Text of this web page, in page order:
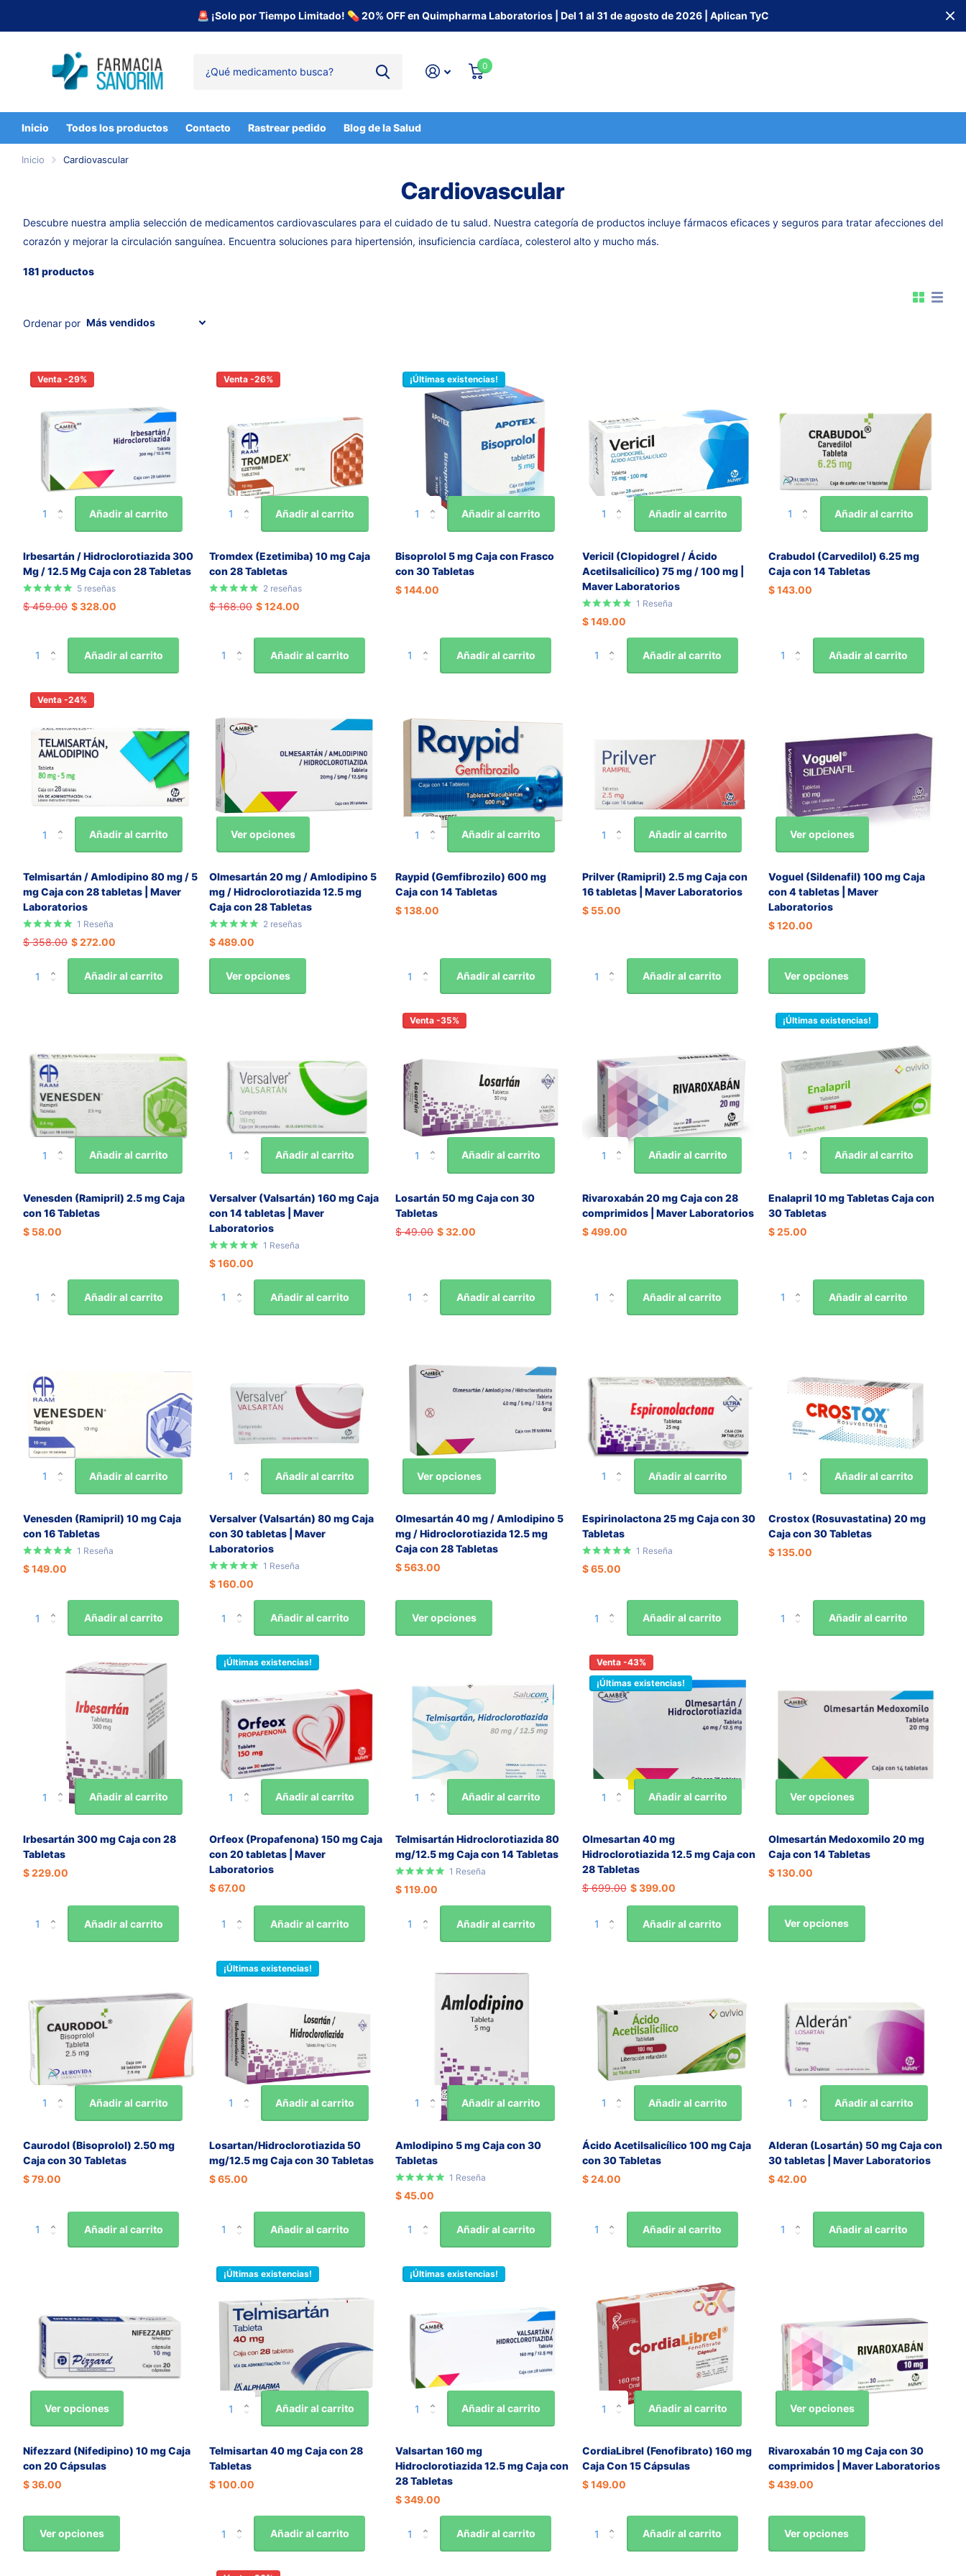
🚨 ¡Solo por Tiempo Limitado! 💊 20% OFF en Quimpharma Laboratorios | Del 1 al 31 de agosto de 2026 | Aplican TyC
0
Inicio Todos los productos Contacto Rastrear pedido Blog de la Salud
Inicio Cardiovascular
Cardiovascular
Descubre nuestra amplia selección de medicamentos cardiovasculares para el cuidado de tu salud. Nuestra categoría de productos incluye fármacos eficaces y seguros para tratar afecciones del
corazón y mejorar la circulación sanguínea. Encuentra soluciones para hipertensión, insuficiencia cardíaca, colesterol alto y mucho más.
181 productos
Ordenar por
Venta -29%
Añadir al carrito
Irbesartán / Hidroclorotiazida 300
Mg / 12.5 Mg Caja con 28 Tabletas
5 reseñas
$ 459.00 $ 328.00
Añadir al carrito
Venta -26%
Añadir al carrito
Tromdex (Ezetimiba) 10 mg Caja
con 28 Tabletas
2 reseñas
$ 168.00 $ 124.00
Añadir al carrito
¡Últimas existencias!
Añadir al carrito
Bisoprolol 5 mg Caja con Frasco
con 30 Tabletas
$ 144.00
Añadir al carrito
Añadir al carrito
Vericil (Clopidogrel / Ácido
Acetilsalicílico) 75 mg / 100 mg |
Maver Laboratorios
1 Reseña
$ 149.00
Añadir al carrito
Añadir al carrito
Crabudol (Carvedilol) 6.25 mg
Caja con 14 Tabletas
$ 143.00
Añadir al carrito
Venta -24%
Añadir al carrito
Telmisartán / Amlodipino 80 mg / 5
mg Caja con 28 tabletas | Maver
Laboratorios
1 Reseña
$ 358.00 $ 272.00
Añadir al carrito
Ver opciones
Olmesartán 20 mg / Amlodipino 5
mg / Hidroclorotiazida 12.5 mg
Caja con 28 Tabletas
2 reseñas
$ 489.00
Ver opciones
Añadir al carrito
Raypid (Gemfibrozilo) 600 mg
Caja con 14 Tabletas
$ 138.00
Añadir al carrito
Añadir al carrito
Prilver (Ramipril) 2.5 mg Caja con
16 tabletas | Maver Laboratorios
$ 55.00
Añadir al carrito
Ver opciones
Voguel (Sildenafil) 100 mg Caja
con 4 tabletas | Maver
Laboratorios
$ 120.00
Ver opciones
Añadir al carrito
Venesden (Ramipril) 2.5 mg Caja
con 16 Tabletas
$ 58.00
Añadir al carrito
Añadir al carrito
Versalver (Valsartán) 160 mg Caja
con 14 tabletas | Maver
Laboratorios
1 Reseña
$ 160.00
Añadir al carrito
Venta -35%
Añadir al carrito
Losartán 50 mg Caja con 30
Tabletas
$ 49.00 $ 32.00
Añadir al carrito
Añadir al carrito
Rivaroxabán 20 mg Caja con 28
comprimidos | Maver Laboratorios
$ 499.00
Añadir al carrito
¡Últimas existencias!
Añadir al carrito
Enalapril 10 mg Tabletas Caja con
30 Tabletas
$ 25.00
Añadir al carrito
Añadir al carrito
Venesden (Ramipril) 10 mg Caja
con 16 Tabletas
1 Reseña
$ 149.00
Añadir al carrito
Añadir al carrito
Versalver (Valsartán) 80 mg Caja
con 30 tabletas | Maver
Laboratorios
1 Reseña
$ 160.00
Añadir al carrito
Ver opciones
Olmesartán 40 mg / Amlodipino 5
mg / Hidroclorotiazida 12.5 mg
Caja con 28 Tabletas
$ 563.00
Ver opciones
Añadir al carrito
Espirinolactona 25 mg Caja con 30
Tabletas
1 Reseña
$ 65.00
Añadir al carrito
Añadir al carrito
Crostox (Rosuvastatina) 20 mg
Caja con 30 Tabletas
$ 135.00
Añadir al carrito
Añadir al carrito
Irbesartán 300 mg Caja con 28
Tabletas
$ 229.00
Añadir al carrito
¡Últimas existencias!
Añadir al carrito
Orfeox (Propafenona) 150 mg Caja
con 20 tabletas | Maver
Laboratorios
$ 67.00
Añadir al carrito
Añadir al carrito
Telmisartán Hidroclorotiazida 80
mg/12.5 mg Caja con 14 Tabletas
1 Reseña
$ 119.00
Añadir al carrito
Venta -43%
¡Últimas existencias!
Añadir al carrito
Olmesartan 40 mg
Hidroclorotiazida 12.5 mg Caja con
28 Tabletas
$ 699.00 $ 399.00
Añadir al carrito
Ver opciones
Olmesartán Medoxomilo 20 mg
Caja con 14 Tabletas
$ 130.00
Ver opciones
Añadir al carrito
Caurodol (Bisoprolol) 2.50 mg
Caja con 30 Tabletas
$ 79.00
Añadir al carrito
¡Últimas existencias!
Añadir al carrito
Losartan/Hidroclorotiazida 50
mg/12.5 mg Caja con 30 Tabletas
$ 65.00
Añadir al carrito
Añadir al carrito
Amlodipino 5 mg Caja con 30
Tabletas
1 Reseña
$ 45.00
Añadir al carrito
Añadir al carrito
Ácido Acetilsalicílico 100 mg Caja
con 30 Tabletas
$ 24.00
Añadir al carrito
Añadir al carrito
Alderan (Losartán) 50 mg Caja con
30 tabletas | Maver Laboratorios
$ 42.00
Añadir al carrito
Ver opciones
Nifezzard (Nifedipino) 10 mg Caja
con 20 Cápsulas
$ 36.00
Ver opciones
¡Últimas existencias!
Añadir al carrito
Telmisartan 40 mg Caja con 28
Tabletas
$ 100.00
Añadir al carrito
¡Últimas existencias!
Añadir al carrito
Valsartan 160 mg
Hidroclorotiazida 12.5 mg Caja con
28 Tabletas
$ 349.00
Añadir al carrito
Añadir al carrito
CordiaLibrel (Fenofibrato) 160 mg
Caja Con 15 Cápsulas
$ 149.00
Añadir al carrito
Ver opciones
Rivaroxabán 10 mg Caja con 30
comprimidos | Maver Laboratorios
$ 439.00
Ver opciones